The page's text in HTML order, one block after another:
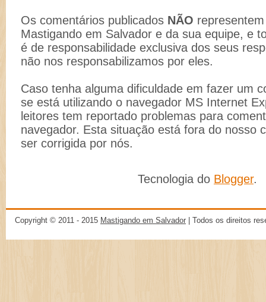
Os comentários publicados NÃO
Mastigando em Salvador e da sua equipe, e
é de responsabilidade exclusiva dos seus
não nos responsabilizamos por eles.
Caso tenha alguma dificuldade em fazer um
se está utilizando o navegador MS Internet
leitores tem reportado problemas para
navegador. Esta situação está fora do nosso
ser corrigida por nós.
Tecnologia do Blogger.
Copyright © 2011 - 2015 Mastigando em Salvador | Todos os direitos